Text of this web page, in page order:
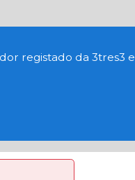
registado da 3tres3 e